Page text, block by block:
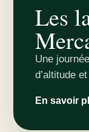
Les
Une
d’altitude
En savoir